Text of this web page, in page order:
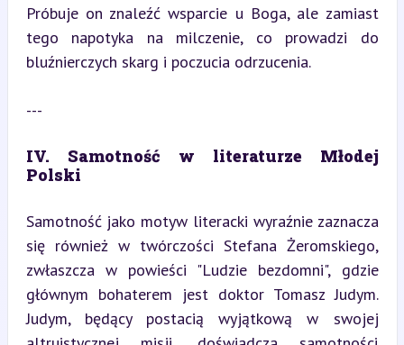
Próbuje on znaleźć wsparcie u Boga, ale zamiast
tego napotyka na milczenie, co prowadzi do
bluźnierczych skarg i poczucia odrzucenia.
---
IV. Samotność w literaturze Młodej
Polski
Samotność jako motyw literacki wyraźnie zaznacza
się również w twórczości Stefana Żeromskiego,
zwłaszcza w powieści "Ludzie bezdomni", gdzie
głównym bohaterem jest doktor Tomasz Judym.
Judym, będący postacią wyjątkową w swojej